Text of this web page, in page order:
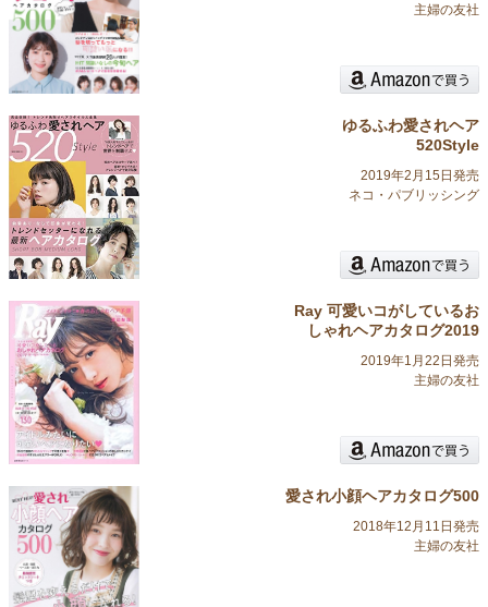
主婦の友社
ゆるふわ愛されヘア
520Style
2019年2月15日発売
ネコ・パブリッシング
Ray 可愛いコがしているお
しゃれヘアカタログ2019
2019年1月22日発売
主婦の友社
愛され小顔ヘアカタログ500
2018年12月11日発売
主婦の友社